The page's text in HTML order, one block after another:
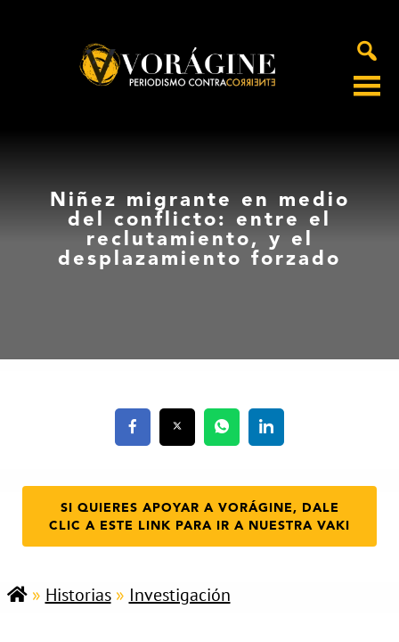
Niñez migrante en medio
del conflicto: entre el
reclutamiento, y el
desplazamiento forzado
SI QUIERES APOYAR A VORÁGINE, DALE
CLIC A ESTE LINK PARA IR A NUESTRA VAKI
» Historias» Investigación